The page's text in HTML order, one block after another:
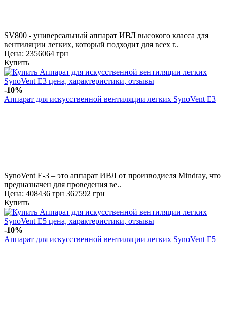
SV800 - универсальный аппарат ИВЛ высокого класса для
вентиляции легких, который подходит для всех г..
Цена: 2356064 грн
Купить
-10%
Аппарат для искусственной вентиляции легких SynoVent E3
SynoVent Е-3 – это аппарат ИВЛ от производиеля Mindray, что
предназначен для проведения ве..
Цена: 408436 грн 367592 грн
Купить
-10%
Аппарат для искусственной вентиляции легких SynoVent E5